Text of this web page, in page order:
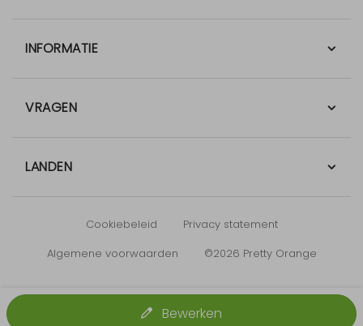
Bewerken
INFORMATIE
VRAGEN
LANDEN
Cookiebeleid
Privacy statement
Algemene voorwaarden
©2026 Pretty Orange